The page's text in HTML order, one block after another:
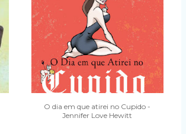
O dia em que atirei no Cupido -
Jennifer Love Hewitt